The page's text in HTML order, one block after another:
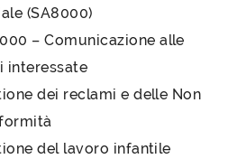
(SA8000)
– Comunicazione alle
interessate
dei reclami e delle Non
del lavoro infantile